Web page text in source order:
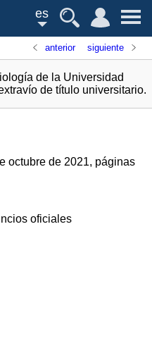
es
anterior siguiente
de la Universidad
de título universitario.
octubre de 2021, páginas
oficiales